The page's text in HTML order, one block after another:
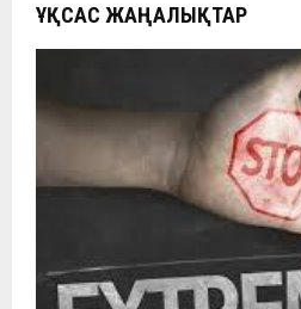
ҰҚСАС ЖАҢАЛЫҚТАР